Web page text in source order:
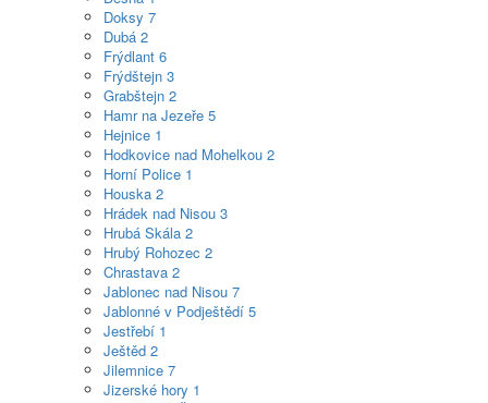
Doksy 7
Dubá 2
Frýdlant 6
Frýdštejn 3
Grabštejn 2
Hamr na Jezeře 5
Hejnice 1
Hodkovice nad Mohelkou 2
Horní Police 1
Houska 2
Hrádek nad Nisou 3
Hrubá Skála 2
Hrubý Rohozec 2
Chrastava 2
Jablonec nad Nisou 7
Jablonné v Podještědí 5
Jestřebí 1
Ještěd 2
Jilemnice 7
Jizerské hory 1